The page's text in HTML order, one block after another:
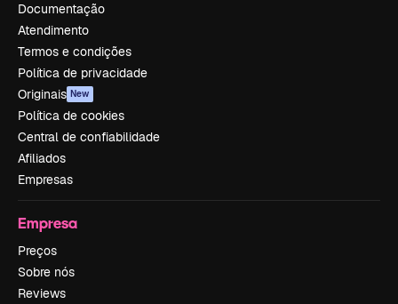
Documentação
Atendimento
Termos e condições
Política de privacidade
Originais New
Política de cookies
Central de confiabilidade
Afiliados
Empresas
Empresa
Preços
Sobre nós
Reviews